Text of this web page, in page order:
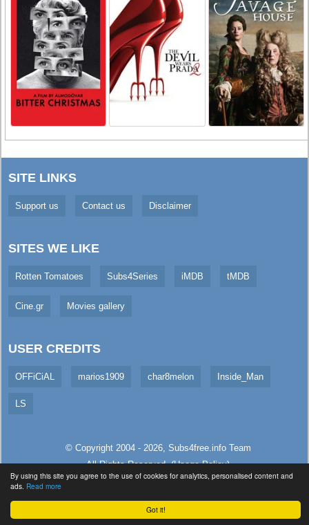
Got it!
By using this site you agree to the use of cookies for analytics, personalised content and
ads. Read more
SITE LINKS
Support us Contact us Disclaimer
SITES WE LIKE
Rotten Tomatoes Subs4Series iMDB tMDB
Cine.gr Movies gallery
USER CREDITS
OFFiCiAL marios1909 char8melon Inside_Man
LS
© Copyright 2004 - 2026, Subs4free.infoTeam
All Rights Reserved. (Usage Policy)
Served in 17.37ms (live)